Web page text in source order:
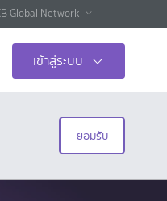
Global Network
เข้าสู่ระบบ
ยอมรับ